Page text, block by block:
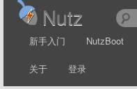
Nutz
新手入门 NutzBoot
关于 登录